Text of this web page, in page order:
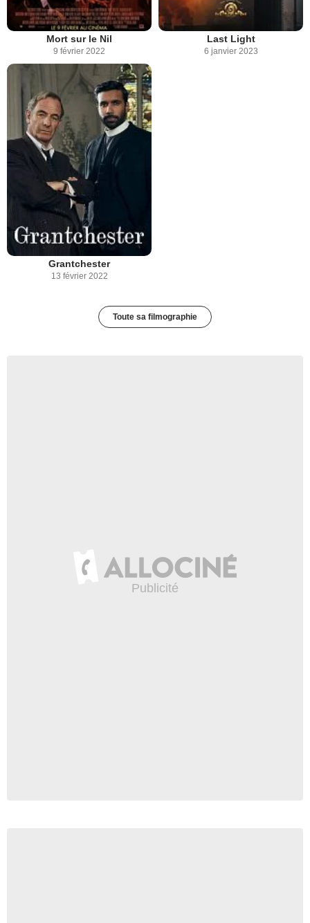
Mort sur le Nil
9 février 2022
Last Light
6 janvier 2023
Grantchester
13 février 2022
Toute sa filmographie